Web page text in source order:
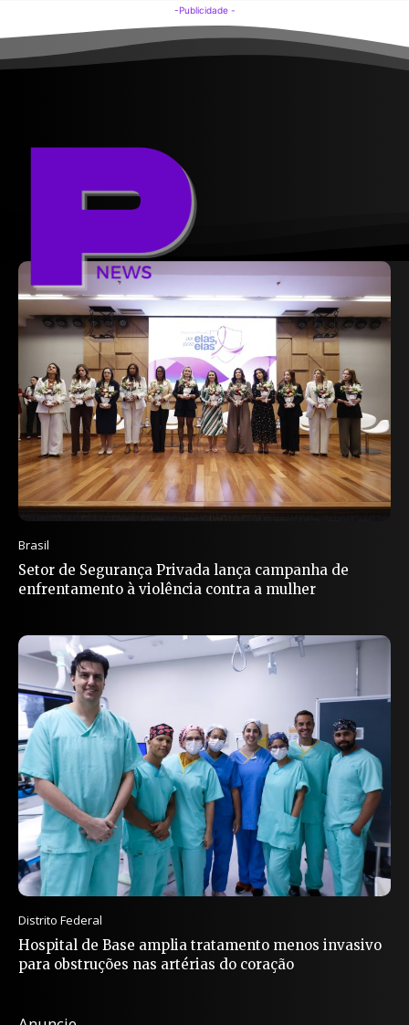
-Publicidade -
Brasil
Setor de Segurança Privada lança campanha de
enfrentamento à violência contra a mulher
Distrito Federal
Hospital de Base amplia tratamento menos invasivo
para obstruções nas artérias do coração